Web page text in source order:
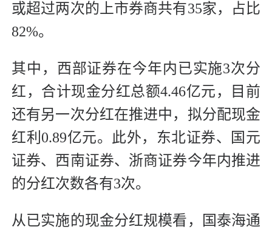
或超过两次的上市券商共有35家，占比
82%。
其中，西部证券在今年内已实施3次分
红，合计现金分红总额4.46亿元，目前
还有另一次分红在推进中，拟分配现金
红利0.89亿元。此外，东北证券、国元
证券、西南证券、浙商证券今年内推进
的分红次数各有3次。
从已实施的现金分红规模看，国泰海通